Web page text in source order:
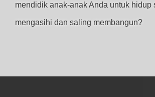
mendidik anak-anak Anda untuk hidup
mengasihi dan saling membangun?